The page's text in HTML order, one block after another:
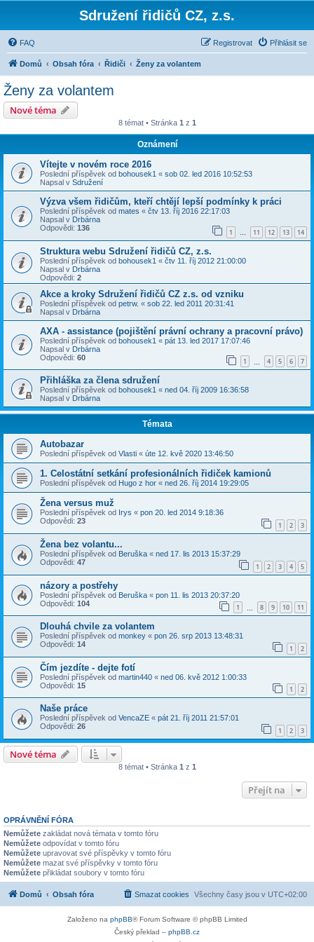
Sdružení řidičů CZ, z.s.
FAQ Přihlásit se
Registrovat
Domů Obsah fóra Řidiči Ženy za volantem
Ženy za volantem
Nové téma
8 témat • Stránka 1 z 1
Oznámení
Vítejte v novém roce 2016
Poslední příspěvek od bohousek1 « sob 02. led 2016 10:52:53
Napsal v Sdružení
Výzva všem řidičům, kteří chtějí lepší podmínky k práci
Poslední příspěvek od mates « čtv 13. říj 2016 22:17:03
Napsal v Drbárna
Odpovědi: 136 1 … 11 12 13 14
Struktura webu Sdružení řidičů CZ, z.s.
Poslední příspěvek od bohousek1 « čtv 11. říj 2012 21:00:00
Napsal v Drbárna
Odpovědi: 2
Akce a kroky Sdružení řidičů CZ z.s. od vzniku
Poslední příspěvek od petrw. « sob 22. led 2011 20:31:41
Napsal v Drbárna
AXA - assistance (pojištění právní ochrany a pracovní právo)
Poslední příspěvek od bohousek1 « pát 13. led 2017 17:07:46
Napsal v Drbárna
Odpovědi: 60 1 4 5 6 7
Přihláška za člena sdružení
Poslední příspěvek od bohousek1 « ned 04. říj 2009 16:36:58
Napsal v Drbárna
Témata
Autobazar
Poslední příspěvek od Vlasti « úte 12. kvě 2020 13:46:50
1. Celostátní setkání profesionálních řidiček kamionů
Poslední příspěvek od Hugo z hor « ned 26. říj 2014 19:29:05
Žena versus muž
Poslední příspěvek od Irys « pon 20. led 2014 9:18:36
Odpovědi: 23 1 2 3
Žena bez volantu...
Poslední příspěvek od Beruška « ned 17. lis 2013 15:37:29
Odpovědi: 47 1 2 3 4 5
názory a postřehy
Poslední příspěvek od Beruška « pon 11. lis 2013 20:37:20
Odpovědi: 104 1 8 9 10 11
Dlouhá chvile za volantem
Poslední příspěvek od monkey « pon 26. srp 2013 13:48:31
Odpovědi: 14 1 2
Čím jezdíte - dejte fotí
Poslední příspěvek od martin440 « ned 06. kvě 2012 1:00:33
Odpovědi: 15 1 2
Naše práce
Poslední příspěvek od VencaZE « pát 21. říj 2011 21:57:01
Odpovědi: 26 1 2 3
Nové téma
8 témat • Stránka 1 z 1
Přejít na
OPRÁVNĚNÍ FÓRA
Nemůžete zakládat nová témata v tomto fóru
Nemůžete odpovídat v tomto fóru
Nemůžete upravovat své příspěvky v tomto fóru
Nemůžete mazat své příspěvky v tomto fóru
Nemůžete přikládat soubory v tomto fóru
Domů Obsah fóra Všechny časy jsou v UTC+02:00
Smazat cookies
Založeno na phpBB® Forum Software © phpBB Limited
Český překlad – phpBB.cz